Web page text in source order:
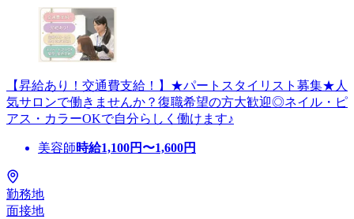
【昇給あり！交通費支給！】★パートスタイリスト募集★人
気サロンで働きませんか？復職希望の方大歓迎◎ネイル・ピ
アス・カラーOKで自分らしく働けます♪
美容師時給1,100円〜1,600円
勤務地
面接地